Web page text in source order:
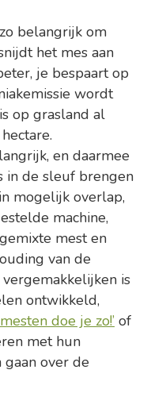
belangrijk om
het mes aan
je bespaart op
wordt
op grasland al
en daarmee
in de sleuf brengen
mogelijk overlap,
machine,
mest en
van de
is
ontwikkeld,
doe je zo!’ of
met hun
over de